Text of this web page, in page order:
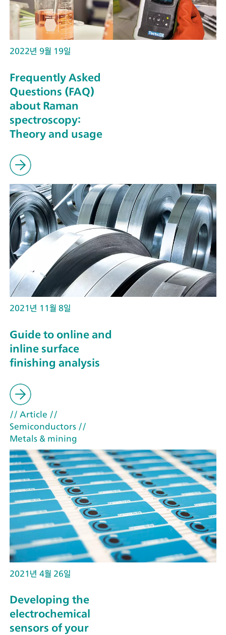
2022년 9월 19일
Frequently Asked
Questions (FAQ)
about Raman
spectroscopy:
Theory and usage
2021년 11월 8일
Guide to online and
inline surface
finishing analysis
// Article //
Semiconductors //
Metals & mining
2021년 4월 26일
Developing the
electrochemical
sensors of your